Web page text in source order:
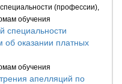
(профессии),
обучения
специальности
об оказании платных
обучения
апелляций по